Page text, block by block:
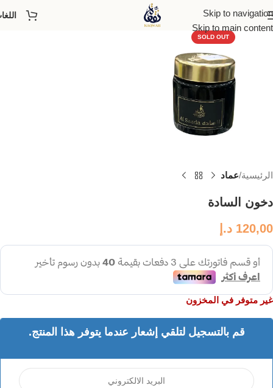
Skip to navigation
Skip to main content
SOLD OUT
الرئيسية عماد
دخون السادة
120,00 د.إ
غير متوفر في المخزون
قم بالتسجيل لتلقي إشعار عندما يتوفر هذا المنتج.